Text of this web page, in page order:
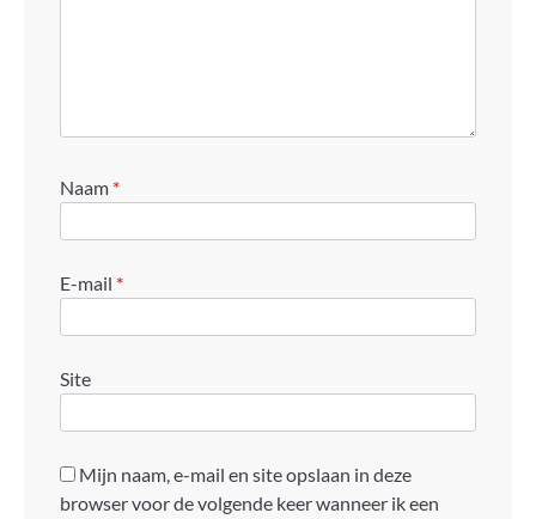
Naam *
E-mail *
Site
Mijn naam, e-mail en site opslaan in deze
browser voor de volgende keer wanneer ik een